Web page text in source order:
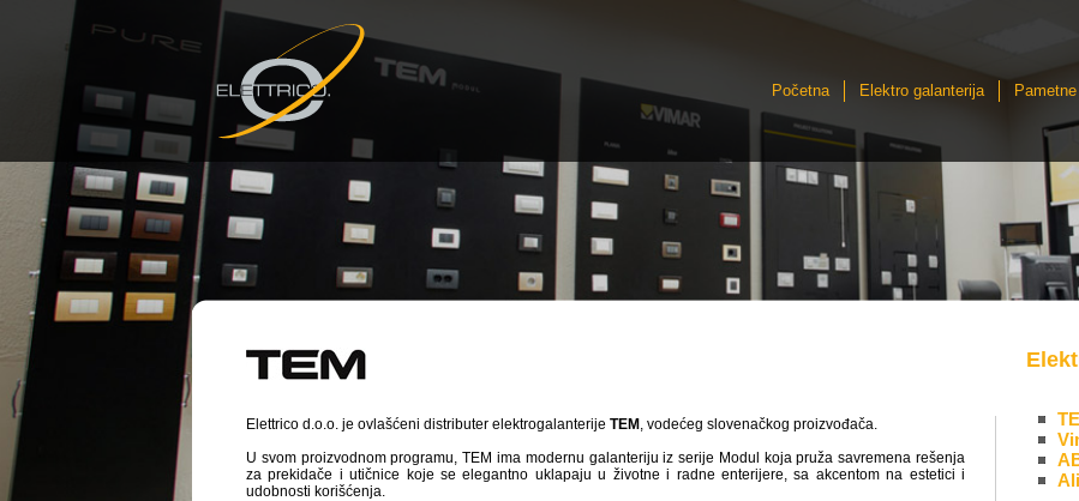
Elektro galanterija
Početna
Elettrico d.o.o. je ovlašćeni distributer elektrogalanterije TEM , vodećeg slovenačkog proizvođača.
U svom proizvodnom programu, TEM ima modernu galanteriju iz serije Modul koja pruža savremena rešenja
za prekidače i utičnice koje se elegantno uklapaju u životne i radne enterijere, sa akcentom na estetici i
udobnosti korišćenja.